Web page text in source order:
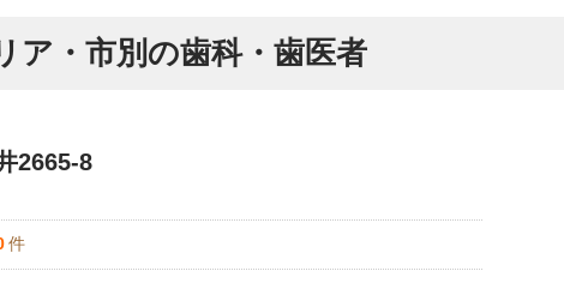
ア・市別の歯科・歯医者
2665-8
件